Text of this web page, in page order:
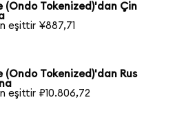
(Ondo Tokenized)'dan Çin
eşittir ¥887,71
(Ondo Tokenized)'dan Rus
eşittir ₽10.806,72